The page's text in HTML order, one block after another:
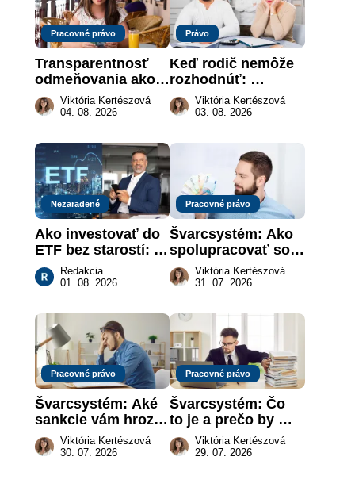
Pracovné právo
Transparentnosť
odmeňovania ako
právna povinnosť:
revolúcia na
práce
Viktória Kertészová
04. 08. 2026
Právo
Keď rodič nemôže
rozhodnúť:
nahradenie prejavu
vôle súdom v
Viktória Kertészová
03. 08. 2026
Nezaradené
Ako investovať do
ETF bez starostí:
Investičné plány,
ktoré urobia prácu
Redakcia
01. 08. 2026
Pracovné právo
Švarcsystém: Ako
spolupracovať so
živnostníkom
legálne a bez
Viktória Kertészová
31. 07. 2026
Pracovné právo
Švarcsystém: Aké
sankcie vám hrozia
a prečo nestačí
zaplatiť pokutu?
Viktória Kertészová
30. 07. 2026
Pracovné právo
Švarcsystém: Čo
to je a prečo by
vás to malo
zaujímať
Viktória Kertészová
29. 07. 2026